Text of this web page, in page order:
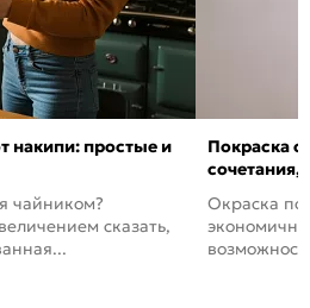
накипи: простые и
чайником?
сказать,
Покраска
сочетания,
Окраска